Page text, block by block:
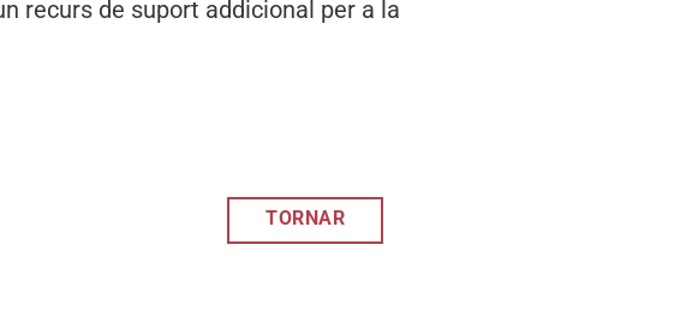
recurs de suport addicional per a la
TORNAR